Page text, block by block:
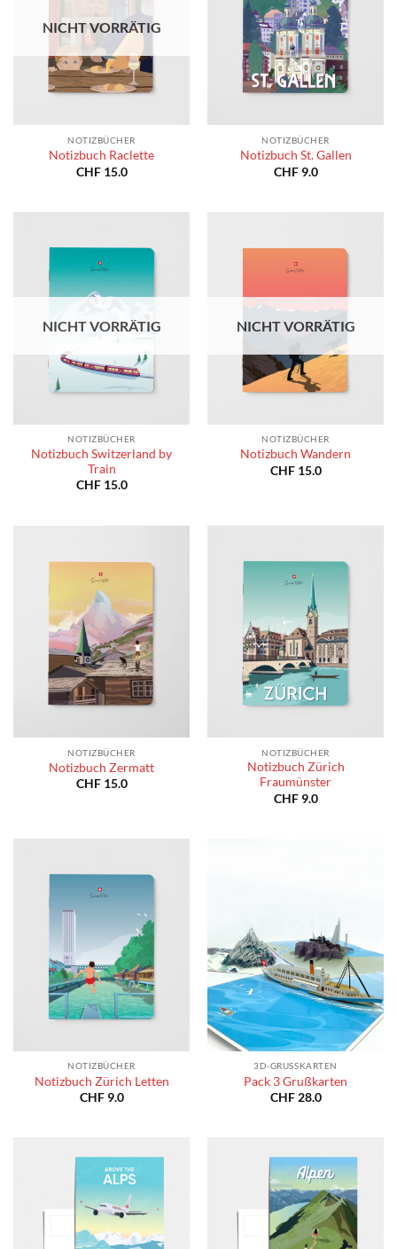
NICHT VORRÄTIG
NOTIZBÜCHER
Notizbuch Raclette
CHF15.0
NOTIZBÜCHER
Notizbuch St. Gallen
CHF9.0
NICHT VORRÄTIG
NOTIZBÜCHER
Notizbuch Switzerland by
Train
CHF15.0
NICHT VORRÄTIG
NOTIZBÜCHER
Notizbuch Wandern
CHF15.0
NOTIZBÜCHER
Notizbuch Zermatt
CHF15.0
NOTIZBÜCHER
Notizbuch Zürich
Fraumünster
CHF9.0
NOTIZBÜCHER
Notizbuch Zürich Letten
CHF9.0
3D-GRUSSKARTEN
Pack 3 Grußkarten
CHF28.0